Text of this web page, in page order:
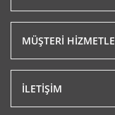
MÜŞTERİ
İLETİŞİM